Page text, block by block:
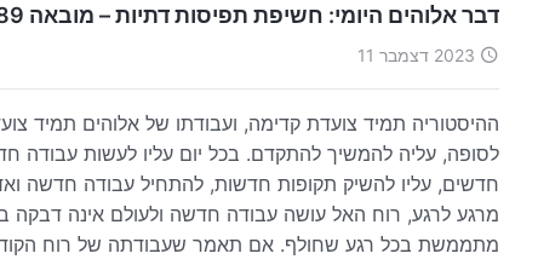
דבר אלוהים היומי: חשיפת תפיסות דתיות – מובאה 289
2023 דצמבר 11
ההיסטוריה תמיד צועדת קדימה, ועבודתו של אלוהים תמיד
לסופה, עליה להמשיך להתקדם. בכל יום עליו לעשות עבודה
חדשים, עליו להשיק תקופות חדשות, להתחיל עבודה חדשה
מרגע לרגע, רוח האל עושה עבודה חדשה ולעולם אינה דבקה
מתממשת בכל רגע שחולף. אם תאמר שעבודתה של רוח הקודש